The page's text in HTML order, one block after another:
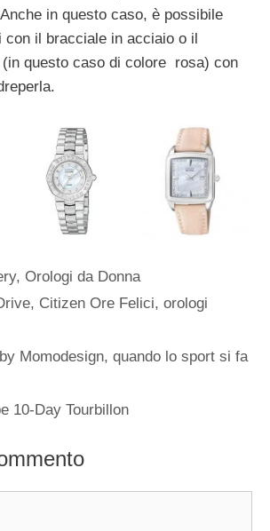
in questo caso, è possibile
con il bracciale in acciaio o il
questo caso di colore rosa) con
,Orologi da Donna
, Citizen Ore Felici,orologi
Momodesign, quando lo sport si fa
10-Day Tourbillon